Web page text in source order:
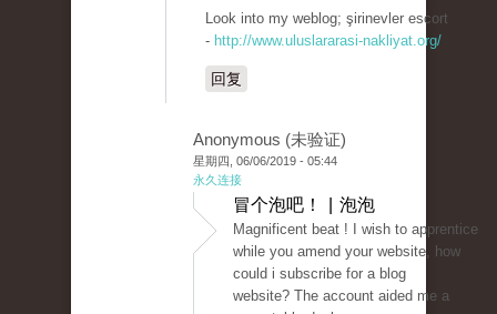
Look into my weblog; şirinevler escort
- http://www.uluslararasi-nakliyat.org/
回复
Anonymous (未验证)
星期四, 06/06/2019 - 05:44
永久连接
冒个泡吧！ | 泡泡
Magnificent beat ! I wish to apprentice
while you amend your website, how
could i subscribe for a blog
website? The account aided me a